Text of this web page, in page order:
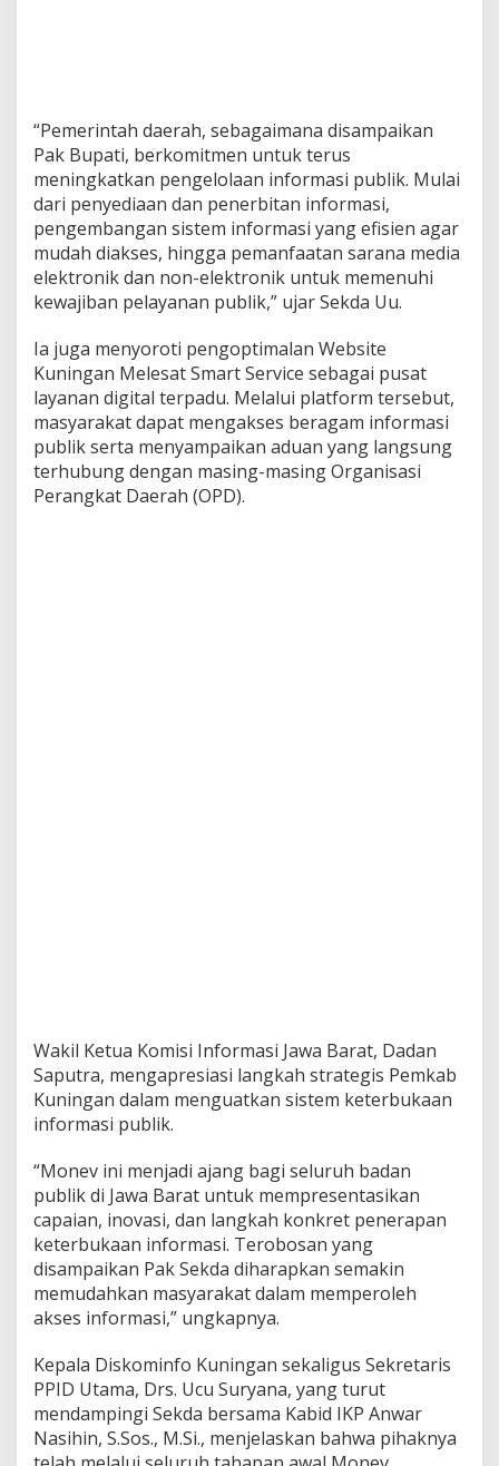
“Pemerintah daerah, sebagaimana disampaikan
Pak Bupati, berkomitmen untuk terus
meningkatkan pengelolaan informasi publik. Mulai
dari penyediaan dan penerbitan informasi,
pengembangan sistem informasi yang efisien agar
mudah diakses, hingga pemanfaatan sarana media
elektronik dan non-elektronik untuk memenuhi
kewajiban pelayanan publik,” ujar Sekda Uu.
Ia juga menyoroti pengoptimalan Website
Kuningan Melesat Smart Service sebagai pusat
layanan digital terpadu. Melalui platform tersebut,
masyarakat dapat mengakses beragam informasi
publik serta menyampaikan aduan yang langsung
terhubung dengan masing-masing Organisasi
Perangkat Daerah (OPD).
Wakil Ketua Komisi Informasi Jawa Barat, Dadan
Saputra, mengapresiasi langkah strategis Pemkab
Kuningan dalam menguatkan sistem keterbukaan
informasi publik.
“Monev ini menjadi ajang bagi seluruh badan
publik di Jawa Barat untuk mempresentasikan
capaian, inovasi, dan langkah konkret penerapan
keterbukaan informasi. Terobosan yang
disampaikan Pak Sekda diharapkan semakin
memudahkan masyarakat dalam memperoleh
akses informasi,” ungkapnya.
Kepala Diskominfo Kuningan sekaligus Sekretaris
PPID Utama, Drs. Ucu Suryana, yang turut
mendampingi Sekda bersama Kabid IKP Anwar
Nasihin, S.Sos., M.Si., menjelaskan bahwa pihaknya